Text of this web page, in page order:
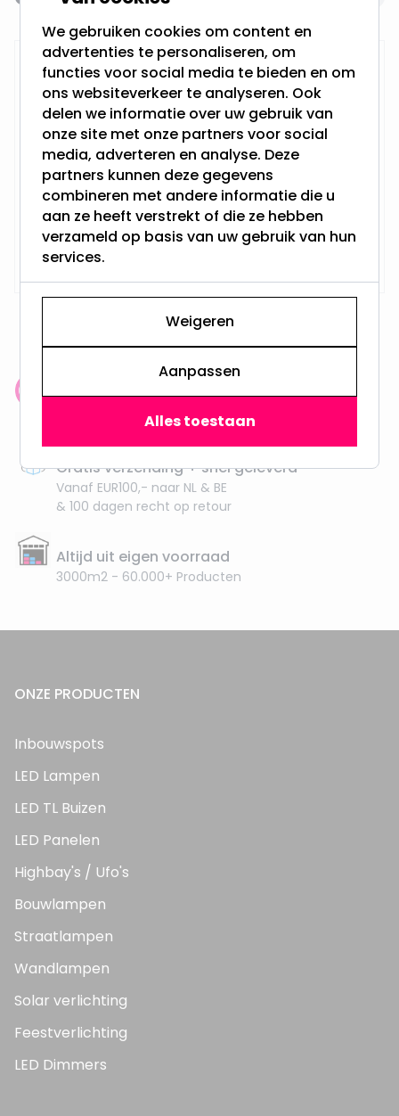
LED inbouwspot | Milo
4 Watt - Vervangt 50Watt
Dimbaar en 230Volt
Inbouwdiepte: 70MM
Boorgat: 70MM - 73MM
Op voorraad,
Vanaf
Klantenbeoordeling: 9.4/10
meer dan 100.000 klanten gingen u voor
Gratis verzending + snel geleverd
Vanaf EUR100,- naar NL & BE
& 100 dagen recht op retour
Altijd uit eigen voorraad
3000m2 - 60.000+ Producten
ONZE PRODUCTEN
Inbouwspots
LED Lampen
LED TL Buizen
LED Panelen
Highbay's / Ufo's
Bouwlampen
Straatlampen
Wandlampen
Solar verlichting
Feestverlichting
LED Dimmers
We gebruiken cookies om content en
advertenties te personaliseren, om
functies voor social media te bieden en om
ons websiteverkeer te analyseren. Ook
delen we informatie over uw gebruik van
onze site met onze partners voor social
media, adverteren en analyse. Deze
partners kunnen deze gegevens
combineren met andere informatie die u
aan ze heeft verstrekt of die ze hebben
verzameld op basis van uw gebruik van hun
services.
Weigeren
Aanpassen
Alles toestaan